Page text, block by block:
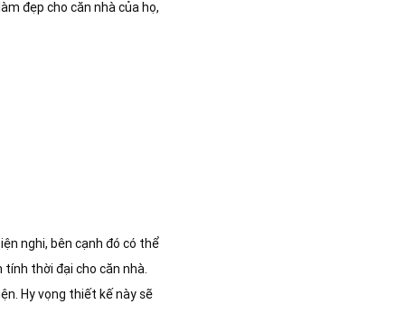
đẹp cho căn nhà của họ,
nghi, bên cạnh đó có thể
thời đại cho căn nhà.
Hy vọng thiết kế này sẽ